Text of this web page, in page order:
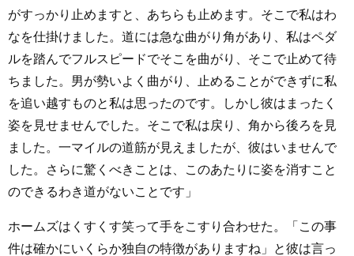
がすっかり止めますと、あちらも止めます。そこで私はわ
なを仕掛けました。道には急な曲がり角があり、私はペダ
ルを踏んでフルスピードでそこを曲がり、そこで止めて待
ちました。男が勢いよく曲がり、止めることができずに私
を追い越すものと私は思ったのです。しかし彼はまったく
姿を見せませんでした。そこで私は戻り、角から後ろを見
ました。一マイルの道筋が見えましたが、彼はいませんで
した。さらに驚くべきことは、このあたりに姿を消すこと
のできるわき道がないことです」
ホームズはくすくす笑って手をこすり合わせた。「この事
件は確かにいくらか独自の特徴がありますね」と彼は言っ